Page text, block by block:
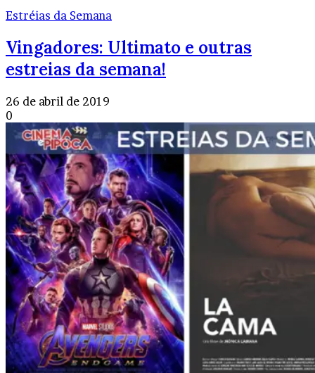
Estréias da Semana
Vingadores: Ultimato e outras
estreias da semana!
26 de abril de 2019
0